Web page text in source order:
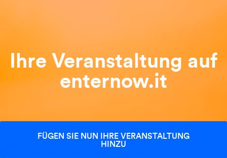
Ihre Veranstaltung auf
enternow.it
FÜGEN SIE NUN IHRE VERANSTALTUNG
HINZU